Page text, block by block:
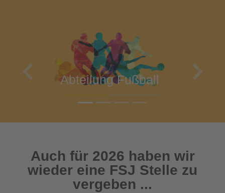
Abteilung Turnen
Previous
Auch für 2026 haben wir
wieder eine FSJ Stelle zu
vergeben ...